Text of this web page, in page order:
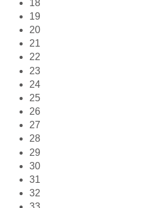
18
19
20
21
22
23
24
25
26
27
28
29
30
31
32